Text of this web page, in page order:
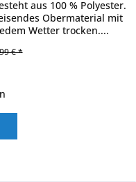
aus 100 % Polyester.
Obermaterial mit
Wetter trocken....
€ *